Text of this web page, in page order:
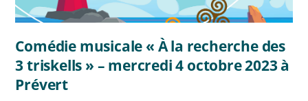
Comédie musicale « À la recherche des
3 triskells » – mercredi 4 octobre 2023 à
Prévert